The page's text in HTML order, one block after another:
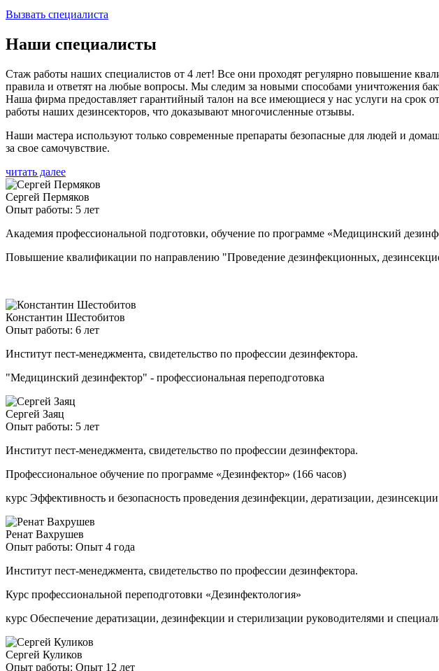
Вызвать специалиста
Наши специалисты
Стаж работы наших специалистов от 4 лет! Все они проходят регулярно повышение
правила и ответят на любые вопросы. Мы следим за новыми способами уничтожения
Наша фирма предоставляет гарантийный талон на все имеющиеся у нас услуги на срок
работы наших дезинсекторов, что доказывают многочисленные отзывы.
Наши мастера используют только современные препараты безопасные для людей и
за свое самочувствие.
читать далее
Сергей Пермяков
Опыт работы: 5 лет
Академия профессиональной подготовки, обучение по программе «Медицинский
Повышение квалификации по направлению "Проведение дезинфекционных,
Константин Шестобитов
Опыт работы: 6 лет
Институт пест-менеджмента, свидетельство по профессии дезинфектора.
"Медицинский дезинфектор" - профессиональная переподготовка
Сергей Заяц
Опыт работы: 5 лет
Институт пест-менеджмента, свидетельство по профессии дезинфектора.
Профессиональное обучение по программе «Дезинфектор» (166 часов)
курс Эффективность и безопасность проведения дезинфекции, дератизации, дезинсекции
Ренат Вахрушев
Опыт работы: Опыт 4 года
Институт пест-менеджмента, свидетельство по профессии дезинфектора.
Курс профессиональной переподготовки «Дезинфектология»
курс Обеспечение дератизации, дезинфекции и стерилизации руководителями и
Сергей Куликов
Опыт работы: Опыт 12 лет